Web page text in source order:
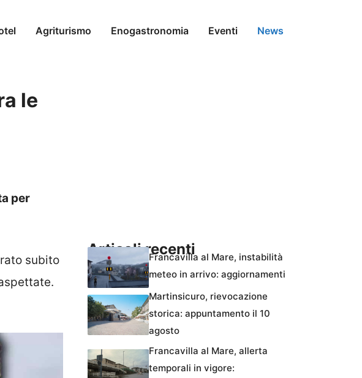
Agriturismo Enogastronomia Eventi News
le
per
subito
Articoli recentiFrancavilla al Mare, instabilità
meteo in arrivo: aggiornamenti
Martinsicuro, rievocazione
storica: appuntamento il 10
agosto
Francavilla al Mare, allerta
temporali in vigore: